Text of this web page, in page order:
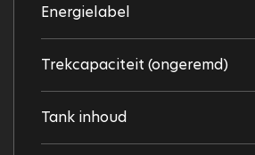
Energielabel
Trekcapaciteit (ongeremd)
Tank inhoud